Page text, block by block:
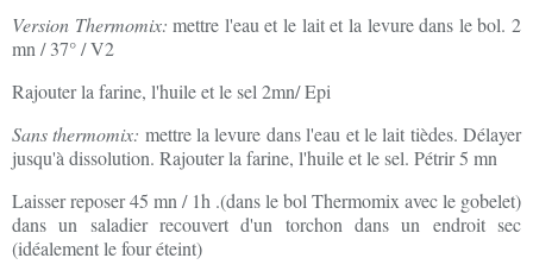
Version Thermomix: mettre l'eau et le lait et la levure dans le bol. 2
mn / 37° / V2
Rajouter la farine, l'huile et le sel 2mn/ Epi
Sans thermomix: mettre la levure dans l'eau et le lait tièdes. Délayer
jusqu'à dissolution. Rajouter la farine, l'huile et le sel. Pétrir 5 mn
Laisser reposer 45 mn / 1h .(dans le bol Thermomix avec le gobelet)
dans un saladier recouvert d'un torchon dans un endroit sec
(idéalement le four éteint)